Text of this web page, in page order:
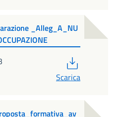
_Alleg_A_NU
Scarica